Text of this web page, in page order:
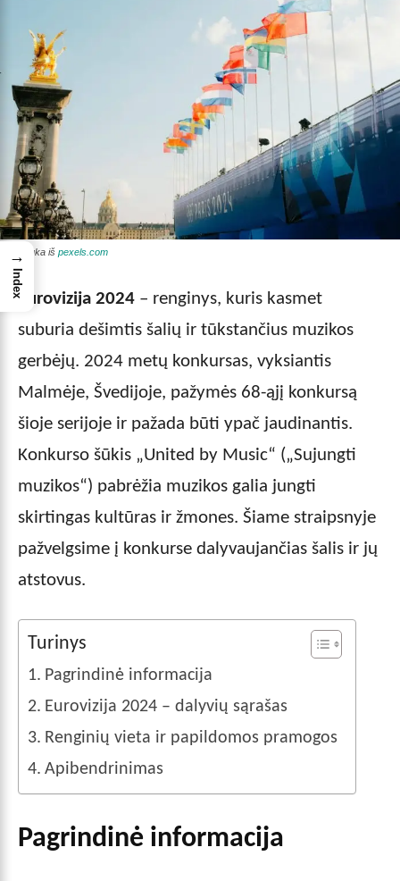
Nuotrauka iš pexels.com
Eurovizija 2024 – renginys, kuris kasmet
suburia dešimtis šalių ir tūkstančius muzikos
gerbėjų. 2024 metų konkursas, vyksiantis
Malmėje, Švedijoje, pažymės 68-ąjį konkursą
šioje serijoje ir pažada būti ypač jaudinantis.
Konkurso šūkis „United by Music“ („Sujungti
muzikos“) pabrėžia muzikos galia jungti
skirtingas kultūras ir žmones. Šiame straipsnyje
pažvelgsime į konkurse dalyvaujančias šalis ir jų
atstovus.
Turinys
Pagrindinė informacija
Eurovizija 2024 – dalyvių sąrašas
Renginių vieta ir papildomos pramogos
Apibendrinimas
Pagrindinė informacija
→
Index